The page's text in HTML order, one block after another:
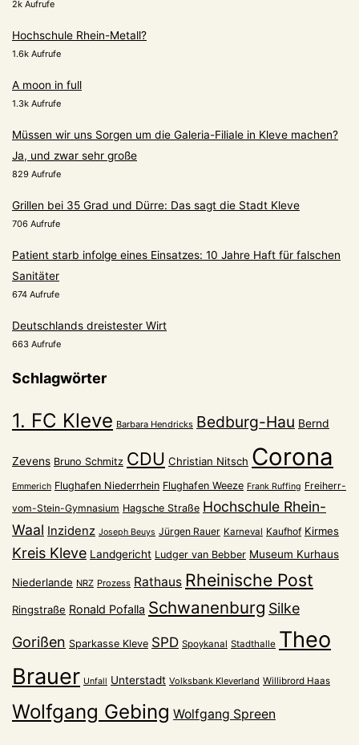
2k Aufrufe
Hochschule Rhein-Metall?
1.6k Aufrufe
A moon in full
1.3k Aufrufe
Müssen wir uns Sorgen um die Galeria-Filiale in Kleve machen?
Ja, und zwar sehr große
829 Aufrufe
Grillen bei 35 Grad und Dürre: Das sagt die Stadt Kleve
706 Aufrufe
Patient starb infolge eines Einsatzes: 10 Jahre Haft für falschen
Sanitäter
674 Aufrufe
Deutschlands dreistester Wirt
663 Aufrufe
Schlagwörter
1. FC Kleve Barbara Hendricks Bedburg-Hau Bernd
Zevens Bruno Schmitz CDU Christian Nitsch Corona
Emmerich Flughafen Niederrhein Flughafen Weeze Frank Ruffing Freiherr-
vom-Stein-Gymnasium Hagsche Straße Hochschule Rhein-
Waal Inzidenz Joseph Beuys Jürgen Rauer Karneval Kaufhof Kirmes
Kreis Kleve Landgericht Ludger van Bebber Museum Kurhaus
Niederlande NRZ Prozess Rathaus Rheinische Post
Ringstraße Ronald Pofalla Schwanenburg Silke
Gorißen Sparkasse Kleve SPD Spoykanal Stadthalle Theo
Brauer Unfall Unterstadt Volksbank Kleverland Willibrord Haas
Wolfgang Gebing Wolfgang Spreen